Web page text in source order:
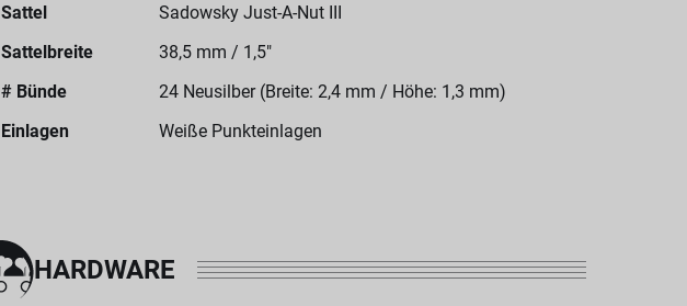
Sattel
Sadowsky Just-A-Nut III
Sattelbreite
38,5 mm / 1,5"
# Bünde
24 Neusilber (Breite: 2,4 mm / Höhe: 1,3 mm)
Einlagen
Weiße Punkteinlagen
HARDWARE